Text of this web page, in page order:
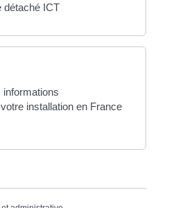
détaché ICT
installation en France